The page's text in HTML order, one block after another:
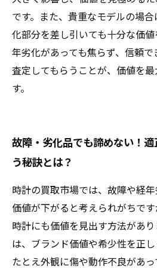
です。また、貴重なモデルの場
化部分を差し引いても十分な価
年劣化があっても焦らず、信頼
査定してもらうことが、価値を
す。
故障・劣化品でも諦めない！
う秘訣とは？
時計の買取市場では、故障や経
価値が下がると考えられがちで
時計にも価値を見出す方法があ
は、ブランド価値や希少性を正し
たとえ外観に傷や動作不良があ